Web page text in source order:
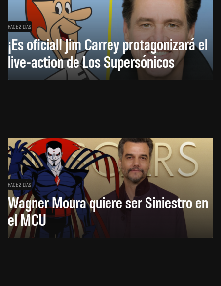
HACE 2 DÍAS
¡Es oficial! Jim Carrey protagonizará el
live-action de Los Supersónicos
HACE 2 DÍAS
Wagner Moura quiere ser Siniestro en
el MCU